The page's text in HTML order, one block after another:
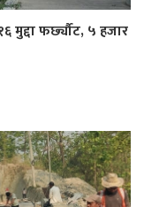
मुद्दा फर्छ्यौट, ५ हजार